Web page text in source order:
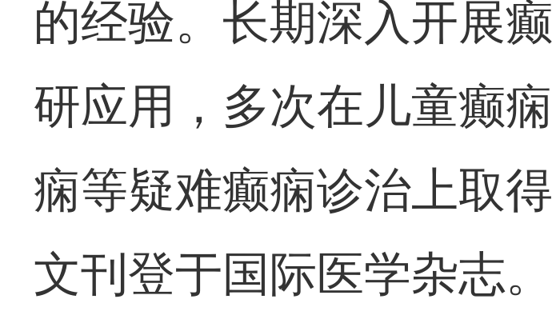
的经验。长期深入开展
研应用，多次在儿童癫
痫等疑难癫痫诊治上取
文刊登于国际医学杂志。